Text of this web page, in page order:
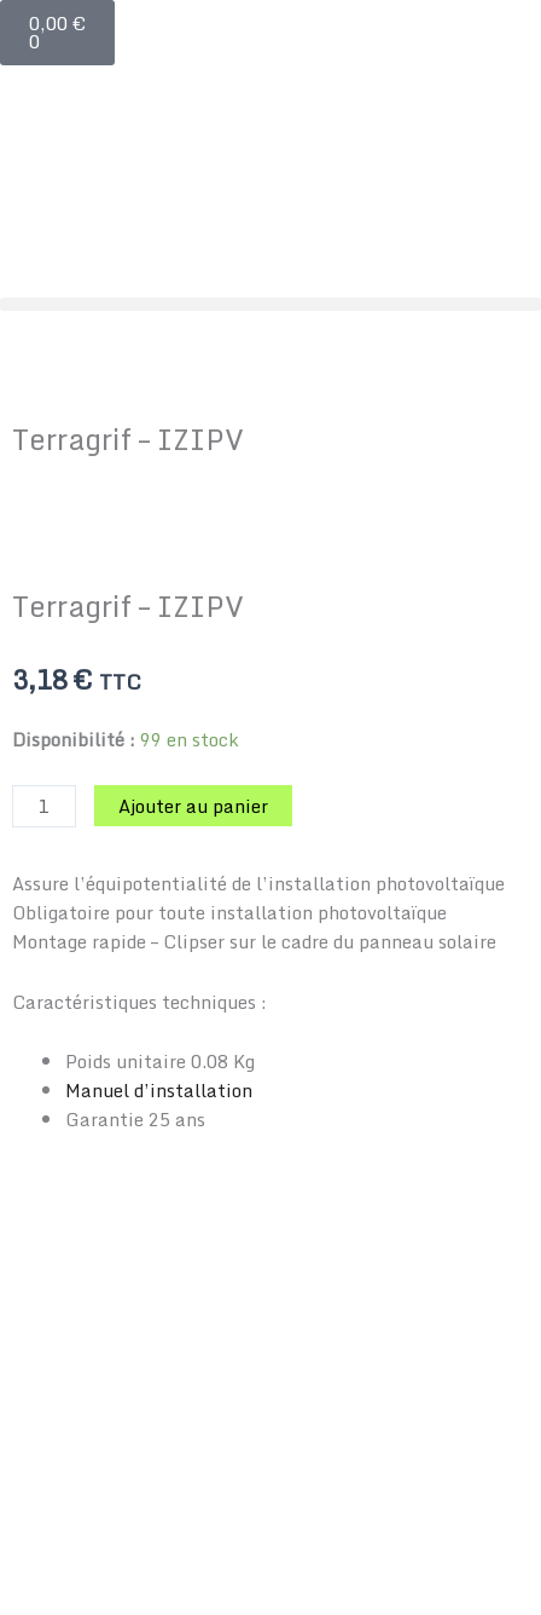
Aller
contenu
0,00 €
0
Terragrif – IZIPV
Terragrif – IZIPV
3,18€ TTC
Disponibilité : 99 en stock
quantité
Terragrif
-
Ajouter au panier
Assure l’équipotentialité de l’installation photovoltaïque
Obligatoire pour toute installation photovoltaïque
Montage rapide – Clipser sur le cadre du panneau solaire
Caractéristiques techniques :
Poids unitaire 0.08 Kg
Manuel d’installation
Garantie 25 ans
quantité
de
Terragrif